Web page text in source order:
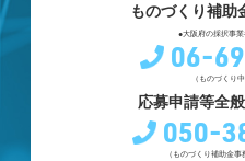
ものづくり補助
●大阪府の採択事
06-
（ものづくり
応募申請等全
050-
（ものづくり補助金事